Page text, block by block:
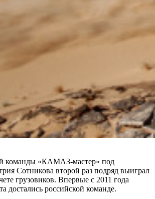
команды «КАМАЗ-мастер» под
Сотникова второй раз подряд выиграл
грузовиков. Впервые с 2011 года
достались российской команде.